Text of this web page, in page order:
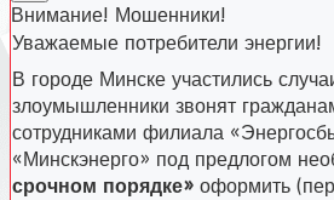
Внимание! Мошенники!
Уважаемые потребители энергии!
В городе Минске участились
злоумышленники звонят
сотрудниками филиала
«Минскэнерго» под предлогом
срочном порядке» оформить